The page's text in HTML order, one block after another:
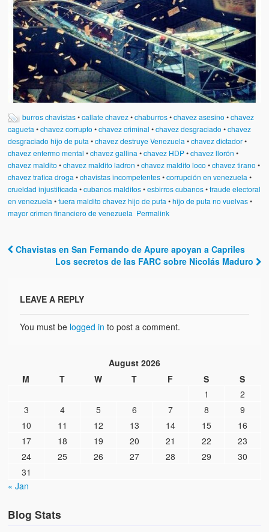
burros chavistas•callate chavez•chaburros•chavez asesino •chavez
cagueta •chavez corrupto •chavez criminal •chavez desgraciado •chavez
desgraciado hijo de puta •chavez destruye Venezuela •chavez dictador•
chavez enfermo mental •chavez gallina •chavez HDP•chavez llorón •
chavez maldito •chavez maldito ladron •chavez maldito loco •chavez tirano •
chavez trafica droga •chavistas incompetentes•corrupción en venezuela •
crueldad injustificada •cubanos malditos•esbirros cubanos•fraude electoral
en venezuela •fuera maldito chavez hijo de puta •hijo de puta no vuelvas•
mayor crimen financiero de venezuela Permalink
Post navigation
Chavistas en San Fernando de Apure apoyan a Capriles
Los secretos de las FARC sobre Nicolás Maduro
LEAVE A REPLY
You must be logged in to post a comment.
August 2026
M
T W T F S
S
1
2
3
4 5 6 7 8
9
10
11 12 13 14 15
16
17
18 19 20 21 22
23
24
25 26 27 28 29
30
31
« Jan
Blog Stats